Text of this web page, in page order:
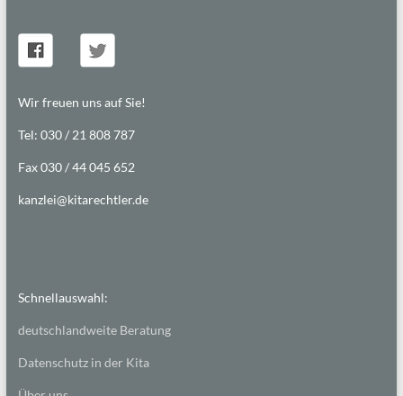
Wir freuen uns auf Sie!
Tel: 030 / 21 808 787
Fax 030 / 44 045 652
kanzlei@kitarechtler.de
Schnellauswahl:
deutschlandweite Beratung
Datenschutz in der Kita